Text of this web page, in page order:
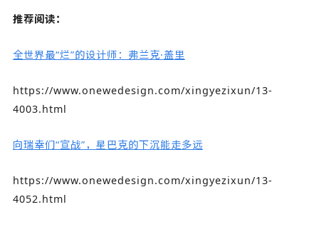
推荐阅读：
全世界最“烂”的设计师：弗兰克·盖里
https://www.onewedesign.com/xingyezixun/13-
4003.html
向瑞幸们“宣战”，星巴克的下沉能走多远
https://www.onewedesign.com/xingyezixun/13-
4052.html